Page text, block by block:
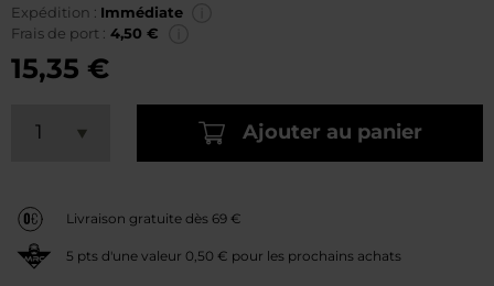
Expédition : Immédiate
Frais de port : 4,50 €
15,35 €
Ajouter au panier
Livraison gratuite dès 69 €
5 pts d'une valeur 0,50 € pour les prochains achats